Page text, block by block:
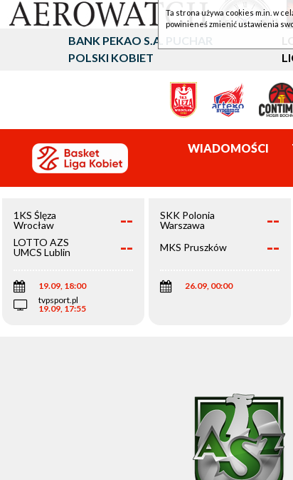
BANK PEKAO S.A. PUCHAR
POLSKI KOBIET
WIADOMOŚCI
1KS Ślęza
Wrocław
--
LOTTO AZS
UMCS Lublin
--
19.09, 18:00
tvpsport.pl
19.09, 17:55
SKK Polonia
Warszawa
--
MKS Pruszków --
26.09, 00:00
Ta strona używa cookies m.in. w
powinieneś zmienić ustawienia